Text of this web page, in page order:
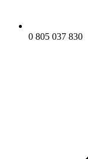
0 805 037 830